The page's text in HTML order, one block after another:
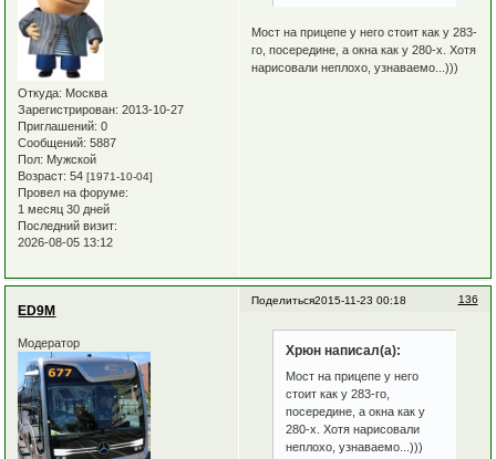
Откуда: Москва
Зарегистрирован: 2013-10-27
Приглашений: 0
Сообщений: 5887
Пол: Мужской
Возраст: 54[1971-10-04]
Провел на форуме:
1 месяц 30 дней
Последний визит:
2026-08-05 13:12
Мост на прицепе у него стоит как у 283-
го, посередине, а окна как у 280-х. Хотя
нарисовали неплохо, узнаваемо...)))
Поделиться 136
2015-11-23 00:18
ED9M
Модератор Хрюн написал(а):
Мост на прицепе у него
стоит как у 283-го,
посередине, а окна как у
280-х. Хотя нарисовали
неплохо, узнаваемо...)))